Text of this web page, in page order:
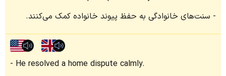
سنت‌های خانوادگی به حفظ پیوند خانواده کمک می‌کنند.
He resolved a home dispute calmly.